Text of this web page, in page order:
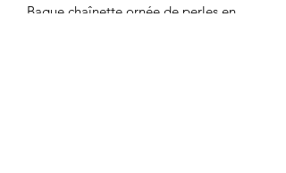
Bague chaînette ornée de perles en